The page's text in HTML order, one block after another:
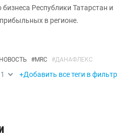
бизнеса Республики Татарстан и
в регионе.
#MRC #ДАНАФЛЕКС
1 +Добавить все теги в фильтр